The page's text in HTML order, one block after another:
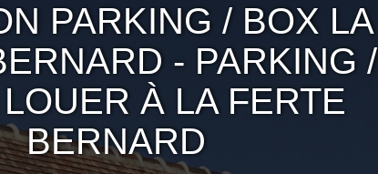
PARKING / BOX LA
- PARKING /
À LA FERTE
BERNARD